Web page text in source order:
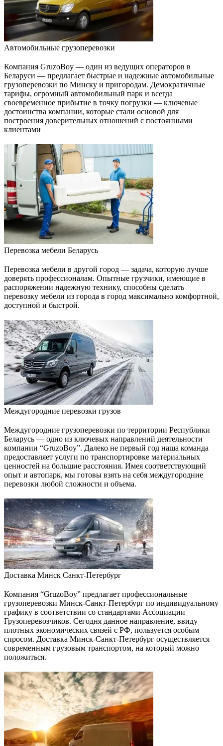
Автомобильные грузоперевозки
Компания GruzoBoy — один из ведущих операторов в
Беларуси — предлагает быстрые и надежные автомобильные
грузоперевозки по Минску и пригородам. Демократичные
тарифы, огромный автомобильный парк и всегда
своевременное прибытие в точку погрузки — ключевые
достоинства компании, которые стали основой для
построения доверительных отношений с постоянными
клиентами
Перевозка мебели Беларусь
Перевозка мебели в другой город — задача, которую лучше
доверять профессионалам. Опытные грузчики, имеющие в
распоряжении надежную технику, способны сделать
перевозку мебели из города в город максимально комфортной,
доступной и быстрой.
Междугородние перевозки грузов
Междугородние грузоперевозки по территории Республики
Беларусь — одно из ключевых направлений деятельности
компании “GruzoBoy”. Далеко не первый год наша команда
предоставляет услуги по транспортировке материальных
ценностей на большие расстояния. Имея соответствующий
опыт и автопарк, мы готовы взять на себя междугородние
перевозки любой сложности и объема.
Доставка Минск Санкт-Петербург
Компания “GruzoBoy” предлагает профессиональные
грузоперевозки Минск-Санкт-Петербург по индивидуальному
графику в соответствии со стандартами Ассоциации
Грузоперевозчиков. Сегодня данное направление, ввиду
плотных экономических связей с РФ, пользуется особым
спросом. Доставка Минск-Санкт-Петербург осуществляется
современным грузовым транспортом, на который можно
положиться.